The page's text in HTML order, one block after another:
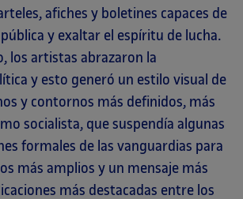
afiches y boletines capaces de
y exaltar el espíritu de lucha.
los artistas abrazaron la
y esto generó un estilo visual de
y contornos más definidos, más
socialista, que suspendía algunas
formales de las vanguardias para
más amplios y un mensaje más
más destacadas entre los